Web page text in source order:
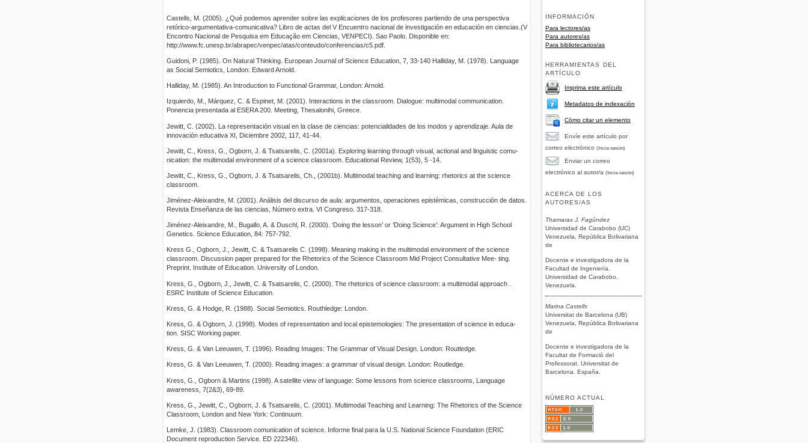
INFORMACIÓN
Para lectores/as
Para autores/as
Para bibliotecarios/as
HERRAMIENTAS DEL
ARTÍCULO
Imprima este artículo
Metadatos de indexación
Cómo citar un elemento
Envíe este artículo por
correo electrónico (Inicie sesión)
Enviar un correo
electrónico al autor/a (Inicie sesión)
ACERCA DE LOS
AUTORES/AS
Thamarax J. Fagúndez
Universidad de Carabobo (UC)
Venezuela, República Bolivariana
de
Docente e investigadora de la
Facultad de Ingeniería.
Universidad de Carabobo.
Venezuela.
Marina Castells
Universitat de Barcelona (UB)
Venezuela, República Bolivariana
de
Docente e investigadora de la
Facultat de Formaciò del
Professorat. Universitat de
Barcelona. España.
NÚMERO ACTUAL
Castells, M. (2005). ¿Qué podemos aprender sobre las explicaciones de los profesores partiendo de una perspectiva
retórico-argumentativa-comunicativa? Libro de actas del V Encuentro nacional de investigación en educación en ciencias.(V
Encontro Nacional de Pesquisa em Educação em Ciencias, VENPECI). Sao Paolo. Disponible en:
http://www.fc.unesp.br/abrapec/venpec/atas/conteudo/conferencias/c5.pdf.
Guidoni, P. (1985). On Natural Thinking. European Journal of Science Education, 7, 33-140 Halliday, M. (1978). Language
as Social Semiotics, London: Edward Arnold.
Halliday, M. (1985). An Introduction to Functional Grammar, London: Arnold.
Izquierdo, M., Márquez, C. & Espinet, M. (2001). Interactions in the classroom. Dialogue: multimodal communication.
Ponencia presentada al ESERA 200. Meeting, Thesalonihi, Greece.
Jewitt, C. (2002). La representación visual en la clase de ciencias: potencialidades de los modos y aprendizaje. Aula de
innovación educativa XI, Diciembre 2002, 117, 41-44.
Jewitt, C., Kress, G., Ogborn, J. & Tsatsarelis, C. (2001a). Exploring learning through visual, actional and linguistic comu-
nication: the multimodal environment of a science classroom. Educational Review, 1(53), 5 -14.
Jewitt, C., Kress, G., Ogborn, J. & Tsatsarelis, Ch., (2001b). Multimodal teaching and learning: rhetorics at the science
classroom.
Jiménez-Aleixandre, M. (2001). Análisis del discurso de aula: argumentos, operaciones epistémicas, construcción de datos.
Revista Enseñanza de las ciencias, Número extra. VI Congreso. 317-318.
Jiménez-Aleixandre, M., Bugallo, A. & Duschl, R. (2000). ‘Doing the lesson’ or ‘Doing Science’: Argument in High School
Genetics. Science Education, 84: 757-792.
Kress G., Ogborn, J., Jewitt, C. & Tsatsarelis C. (1998). Meaning making in the multimodal environment of the science
classroom. Discussion paper prepared for the Rhetorics of the Science Classroom Mid Project Consultative Mee- ting.
Preprint. Institute of Education. University of London.
Kress, G., Ogborn, J., Jewitt, C. & Tsatsarelis, C. (2000). The rhetorics of science classroom: a multimodal approach .
ESRC Institute of Science Education.
Kress, G. & Hodge, R. (1988). Social Semiotics. Routhledge: London.
Kress, G. & Ogborn, J. (1998). Modes of representation and local epistemologies: The presentation of science in educa-
tion. SISC Working paper.
Kress, G. & Van Leeuwen, T. (1996). Reading Images: The Grammar of Visual Design. London: Routledge.
Kress, G. & Van Leeuwen, T. (2000). Reading images: a grammar of visual design. London: Routledge.
Kress, G., Ogborn & Martins (1998). A satellite view of language: Some lessons from science classrooms, Language
awareness, 7(2&3), 69-89.
Kress, G., Jewitt, C., Ogborn, J. & Tsatsarelis, C. (2001). Multimodal Teaching and Learning: The Rhetorics of the Science
Classroom, London and New York: Continuum.
Lemke, J. (1983). Classroom comunication of science. Informe final para la U.S. National Science Foundation (ERIC
Document reproduction Service. ED 222346).